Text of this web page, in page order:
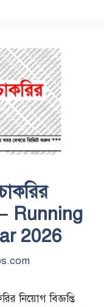
– Running
2026
নিয়োগ বিজ্ঞপ্তি